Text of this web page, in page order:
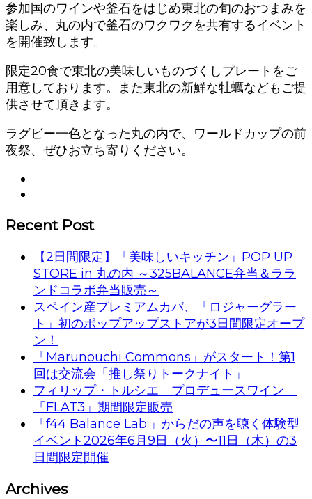
参加国のワインや釜石をはじめ東北の旬のおつまみを
楽しみ、丸の内で釜石のワクワクを共有するイベント
を開催致します。
限定20食で東北の美味しいものづくしプレートをご
用意しております。また東北の新鮮な牡蠣などもご提
供させて頂きます。
ラグビー一色となった丸の内で、ワールドカップの前
夜祭、ぜひお立ち寄りください。
Recent Post
【2日間限定】「美味しいキッチン」POP UP
STORE in 丸の内 ～325BALANCE弁当＆ララ
ンドコラボ弁当販売～
スペイン産プレミアムカバ、「ロジャーグラー
ト」初のポップアップストアが3日間限定オープ
ン！
「Marunouchi Commons」がスタート！第1
回は交流会「推し祭りトークナイト」
フィリップ・トルシエ プロデュースワイン
「FLAT3」期間限定販売
「f44 Balance Lab.」からだの声を聴く体験型
イベント2026年6月9日（火）〜11日（木）の3
日間限定開催
Archives